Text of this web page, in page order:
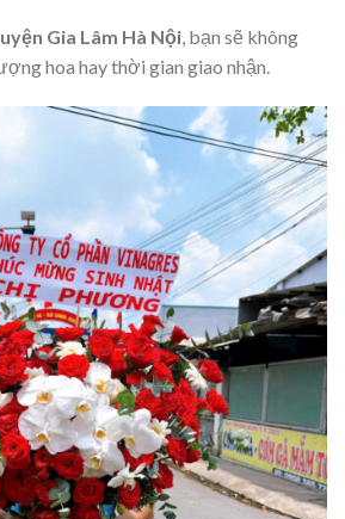
Gia Lâm Hà Nội, bạn sẽ không
hoa hay thời gian giao nhận.